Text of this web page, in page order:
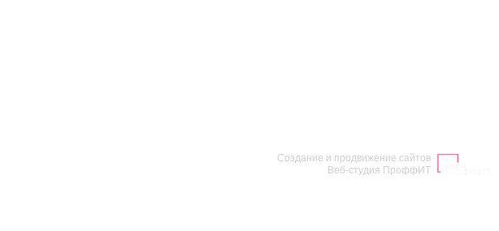
Создание и продвижение сайтов
Веб-студия ПроффИТ